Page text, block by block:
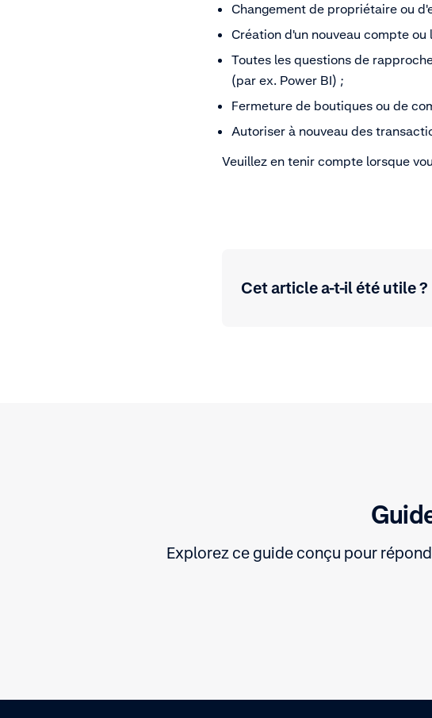
Changement de propriétaire ou
Création d'un nouveau compte
Toutes les questions de
(par ex. Power BI) ;
Fermeture de boutiques ou de
Autoriser à nouveau des
Veuillez en tenir compte lorsque
Cet article a-t-il été utile ?
Explorez ce guide conçu pour